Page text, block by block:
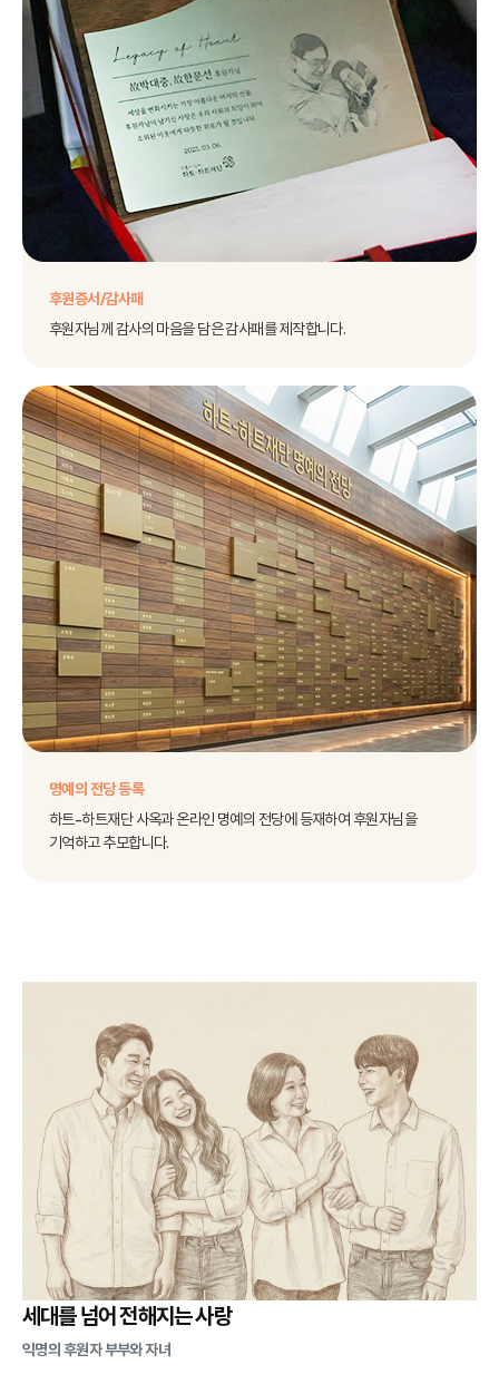
후원증서/감사패
후원자님께 감사의 마음을 담은 감사패를 제작합니다.
명예의 전당 등록
하트-하트재단 사옥과 온라인 명예의 전당에 등재하여 후원자님을
기억하고 추모합니다.
세대를 넘어 전해지는 사랑
익명의 후원자 부부와 자녀